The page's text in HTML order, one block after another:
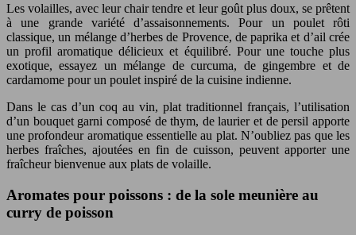
Les volailles, avec leur chair tendre et leur goût plus doux, se prêtent
à une grande variété d’assaisonnements. Pour un poulet rôti
classique, un mélange d’herbes de Provence, de paprika et d’ail crée
un profil aromatique délicieux et équilibré. Pour une touche plus
exotique, essayez un mélange de curcuma, de gingembre et de
cardamome pour un poulet inspiré de la cuisine indienne.
Dans le cas d’un coq au vin, plat traditionnel français, l’utilisation
d’un bouquet garni composé de thym, de laurier et de persil apporte
une profondeur aromatique essentielle au plat. N’oubliez pas que les
herbes fraîches, ajoutées en fin de cuisson, peuvent apporter une
fraîcheur bienvenue aux plats de volaille.
Aromates pour poissons : de la sole meunière au
curry de poisson